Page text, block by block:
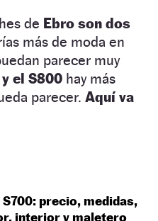
de Ebro son dos
más de moda en
parecer muy
el S800 hay más
parecer. Aquí va
S700: precio, medidas,
interior y maletero